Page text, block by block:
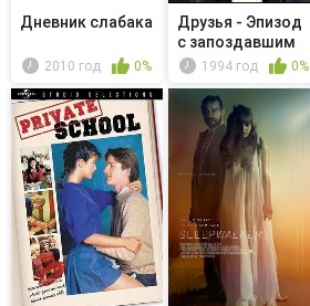
Дневник слабака
2010 год 0%
Друзья - Эпизод
с запоздавшим
днём бл...
1994 год 0%